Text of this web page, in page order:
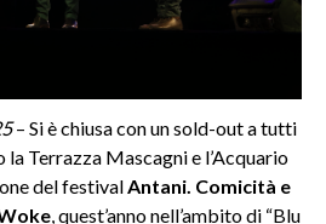
– Si è chiusa con un sold-out a tutti
Terrazza Mascagni e l’Acquario
del festivalAntani. Comicità e
, quest’anno nell’ambito di “Blu